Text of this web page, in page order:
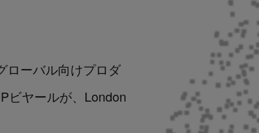
ローバル向けプロダ
ヤールが、 London